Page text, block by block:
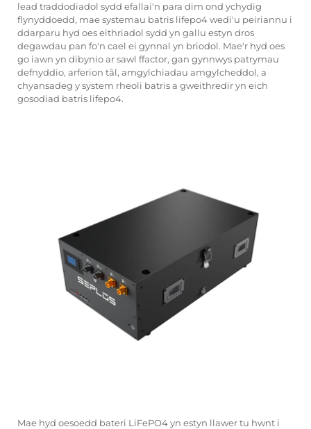
lead traddodiadol sydd efallai'n para dim ond ychydig
flynyddoedd, mae systemau batris lifepo4 wedi'u peiriannu i
ddarparu hyd oes eithriadol sydd yn gallu estyn dros
degawdau pan fo'n cael ei gynnal yn briodol. Mae'r hyd oes
go iawn yn dibynio ar sawl ffactor, gan gynnwys patrymau
defnyddio, arferion tâl, amgylchiadau amgylcheddol, a
chyansadeg y system rheoli batris a gweithredir yn eich
gosodiad batris lifepo4.
Mae hyd oesoedd bateri LiFePO4 yn estyn llawer tu hwnt i